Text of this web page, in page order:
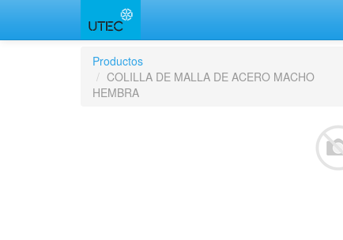
Productos
COLILLA DE MALLA DE ACERO MACHO
HEMBRA